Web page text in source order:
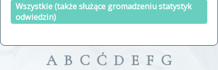
Wszystkie (także służące gromadzeniu statystyk
odwiedzin)
a fronte
a tergo
A B C Ć D E F G